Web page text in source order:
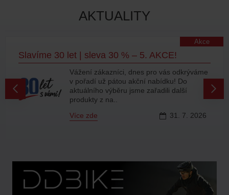
AKTUALITY
Slavíme 30 let | sleva 30 % – 5. AKCE!
Akce
31. 7. 2026
Vážení zákazníci, dnes pro vás odkrýváme
v pořadí už pátou akční nabídku! Do
aktuálního výběru jsme zařadili další
produkty z na..
Více zde